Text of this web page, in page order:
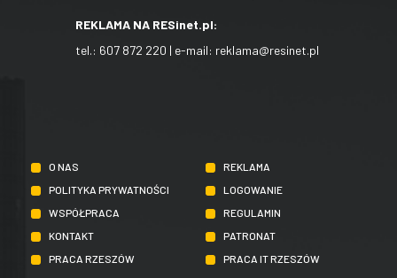
REKLAMA NA RESinet.pl:
tel.: 607 872 220 | e-mail: reklama@resinet.pl
O NAS
REKLAMA
POLITYKA PRYWATNOŚCI
LOGOWANIE
WSPÓŁPRACA
REGULAMIN
KONTAKT
PATRONAT
PRACA RZESZÓW
PRACA IT RZESZÓW